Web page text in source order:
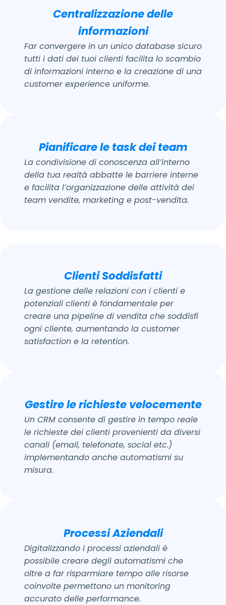
Centralizzazione delle
informazioni
Far convergere in un unico database sicuro
tutti i dati dei tuoi clienti facilita lo scambio
di informazioni interno e la creazione di una
customer experience uniforme.
Pianificare le task dei team
La condivisione di conoscenza all’interno
della tua realtà abbatte le barriere interne
e facilita l’organizzazione delle attività dei
team vendite, marketing e post-vendita.
Clienti Soddisfatti
La gestione delle relazioni con i clienti e
potenziali clienti è fondamentale per
creare una pipeline di vendita che soddisfi
ogni cliente, aumentando la customer
satisfaction e la retention.
Gestire le richieste velocemente
Un CRM consente di gestire in tempo reale
le richieste dei clienti provenienti da diversi
canali (email, telefonate, social etc.)
implementando anche automatismi su
misura.
Processi Aziendali
Digitalizzando i processi aziendali è
possibile creare degli automatismi che
oltre a far risparmiare tempo alle risorse
coinvolte permettono un monitoring
accurato delle performance.